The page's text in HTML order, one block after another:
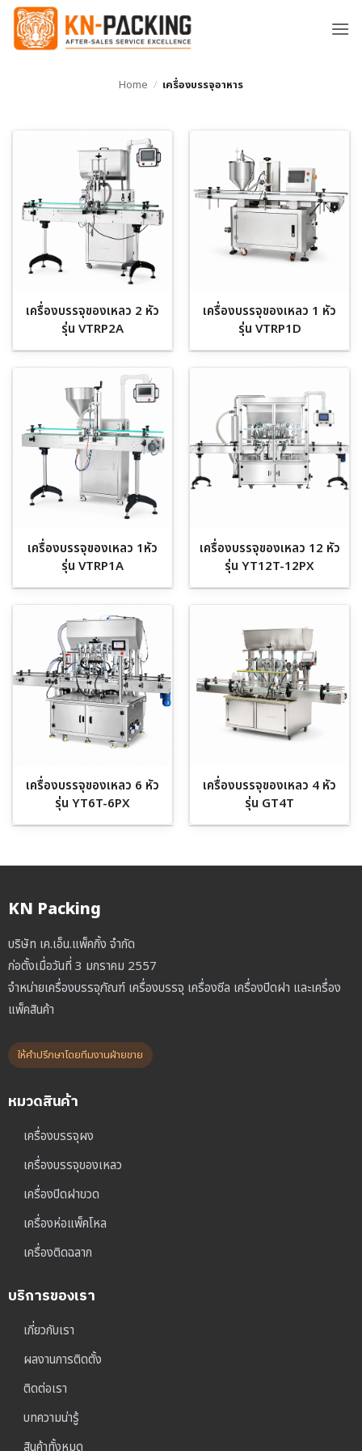
ข้าม
ยัง
Home / เครื่องบรรจุอาหาร
เครื่องบรรจุของเหลว 2 หัว
รุ่น VTRP2A
เครื่องบรรจุของเหลว 1 หัว
รุ่น VTRP1D
เครื่องบรรจุของเหลว 1หัว
รุ่น VTRP1A
เครื่องบรรจุของเหลว 12 หัว
รุ่น YT12T-12PX
เครื่องบรรจุของเหลว 6 หัว
รุ่น YT6T-6PX
เครื่องบรรจุของเหลว 4 หัว
รุ่น GT4T
KN Packing
บริษัท เค.เอ็น.แพ็คกิ้ง จำกัด
ก่อตั้งเมื่อวันที่ 3 มกราคม 2557
จำหน่ายเครื่องบรรจุภัณฑ์ เครื่องบรรจุ เครื่องซีล เครื่องปิดฝา และเครื่อง
แพ็คสินค้า
ให้คำปรึกษาโดยทีมงานฝ่ายขาย
หมวดสินค้า
เครื่องบรรจุผง
เครื่องบรรจุของเหลว
เครื่องปิดฝาขวด
เครื่องห่อแพ็คโหล
เครื่องติดฉลาก
บริการของเรา
เกี่ยวกับเรา
ผลงานการติดตั้ง
ติดต่อเรา
บทความน่ารู้